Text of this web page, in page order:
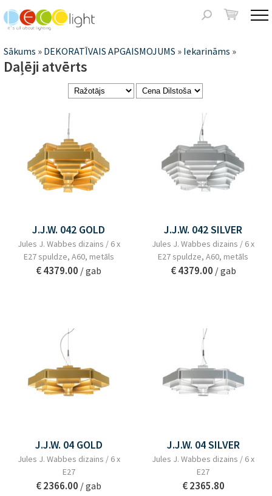
Meklēšanas
Jūs
atrodaties
Sākums » DEKORATĪVAIS APGAISMOJUMS » Iekarināms »
Daļēji atvērts
J.J.W. 042 GOLD
Jules J. Wabbes dizains / 6 x
E27 spuldze, A60, metāls
€ 4379.00 / gab
J.J.W. 042 SILVER
Jules J. Wabbes dizains / 6 x
E27 spuldze, A60, metāls
€ 4379.00 / gab
J.J.W. 04 GOLD
Jules J. Wabbes dizains / 6 x
E27
€ 2366.00 / gab
J.J.W. 04 SILVER
Jules J. Wabbes dizains / 6 x
E27
€ 2365.80